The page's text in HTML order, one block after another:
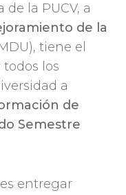
la PUCV, a
de la
tiene el
los
a
de
Semestre
entregar